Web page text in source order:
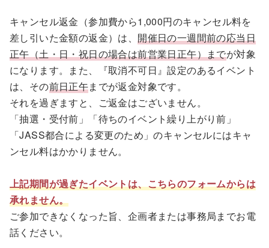
キャンセル返金（参加費から1,000円のキャンセル料を
差し引いた金額の返金）は、開催日の一週間前の応当日
正午（土・日・祝日の場合は前営業日正午）までが対象
になります。また、『取消不可日』設定のあるイベント
は、その前日正午までが返金対象です。
それを過ぎますと、ご返金はございません。
「抽選・受付前」「待ちのイベント繰り上がり前」
「JASS都合による変更のため」のキャンセルにはキャ
ンセル料はかかりません。
上記期間が過ぎたイベントは、こちらのフォームからは
承れません。
ご参加できなくなった旨、企画者または事務局までお電
話ください。